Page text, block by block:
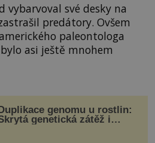
vybarvoval své desky na
predátory. Ovšem
paleontologa
asi ještě mnohem
genomu u rostlin:
genetická zátěž i